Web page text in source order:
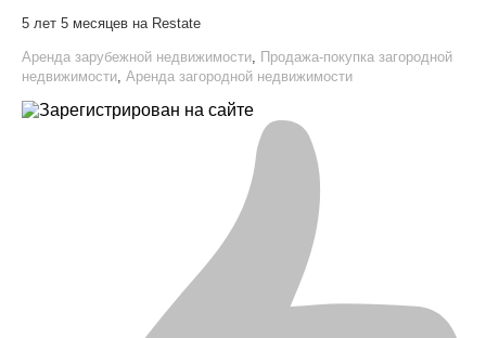
5 лет 5 месяцев на Restate
Аренда зарубежной недвижимости, Продажа-покупка загородной
недвижимости, Аренда загородной недвижимости